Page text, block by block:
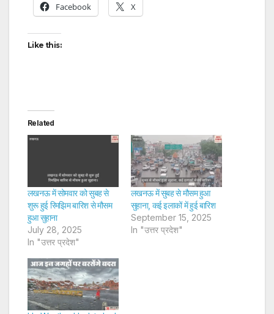
Facebook X
Like this:
Related
लखनऊ में सोमवार को सुबह से
शुरू हुई रिमझिम बारिश से मौसम
हुआ सुहाना
July 28, 2025
In "उत्तर प्रदेश"
लखनऊ में सुबह से मौसम हुआ
सुहाना, कई इलाकों में हुई बारिश
September 15, 2025
In "उत्तर प्रदेश"